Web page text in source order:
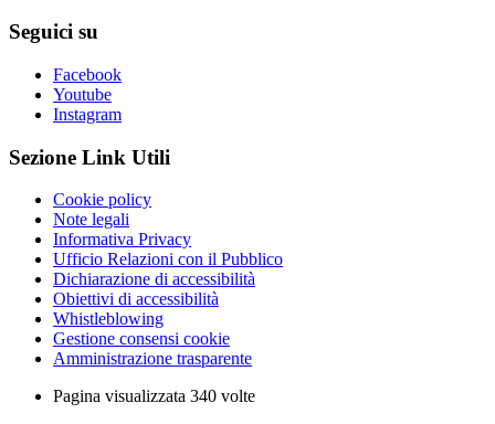
Seguici su
Facebook
Youtube
Instagram
Sezione Link Utili
Cookie policy
Note legali
Informativa Privacy
Ufficio Relazioni con il Pubblico
Dichiarazione di accessibilità
Obiettivi di accessibilità
Whistleblowing
Gestione consensi cookie
Amministrazione trasparente
Pagina visualizzata 340 volte